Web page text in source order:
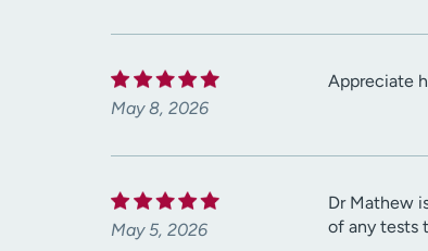
May 8, 2026
Appreciate
May 5, 2026
Dr Mathew
of any tests